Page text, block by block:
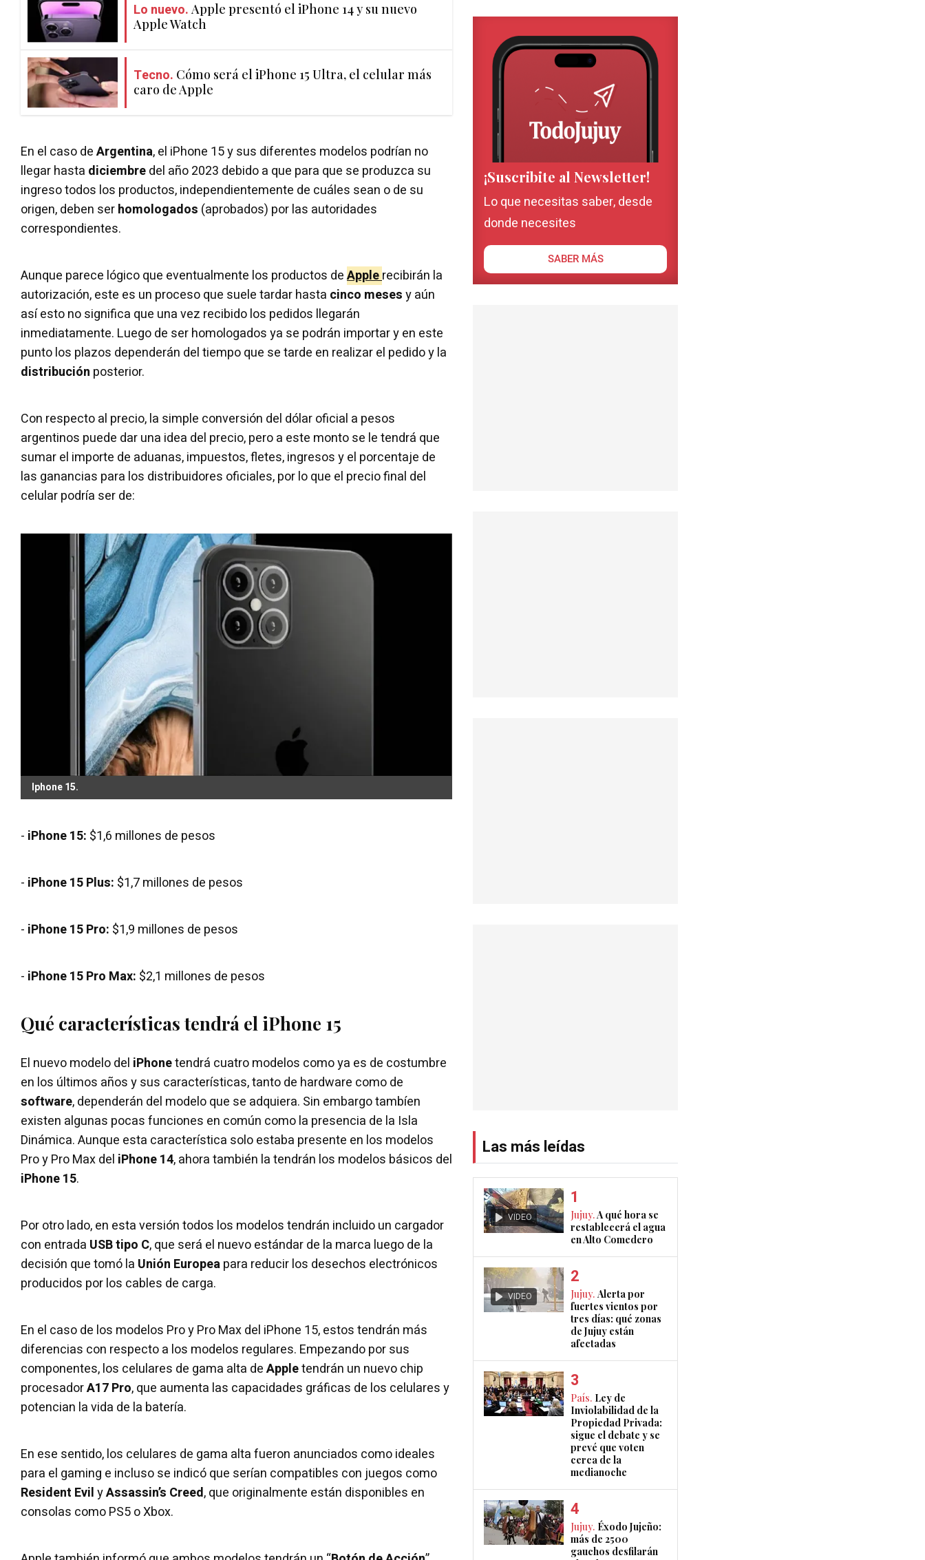
Lo nuevo. Apple presentó el iPhone 14 y su nuevo
Apple Watch
Tecno. Cómo será el iPhone 15 Ultra, el celular más
caro de Apple
En el caso deArgentina, el iPhone 15 y sus diferentes modelos podrían no
llegar hasta diciembredel año 2023 debido a que para que se produzca su
ingreso todos los productos, independientemente de cuáles sean o de su
origen, deben serhomologados (aprobados) por las autoridades
correspondientes.
Aunque parece lógico que eventualmente los productos deApplerecibirán la
autorización, este es un proceso que suele tardar hasta cinco mesesy aún
así esto no significa que una vez recibido los pedidos llegarán
inmediatamente. Luego de ser homologados ya se podrán importar y en este
punto los plazos dependerán del tiempo que se tarde en realizar el pedido y la
distribución posterior.
Con respecto al precio, la simple conversión del dólar oficial a pesos
argentinos puede dar una idea del precio, pero a este monto se le tendrá que
sumar el importe de aduanas, impuestos, fletes, ingresos y el porcentaje de
las ganancias para los distribuidores oficiales, por lo que el precio final del
celular podría ser de:
Iphone 15.
- iPhone 15: $1,6 millones de pesos
- iPhone 15 Plus: $1,7 millones de pesos
- iPhone 15 Pro: $1,9 millones de pesos
- iPhone 15 Pro Max: $2,1 millones de pesos
Qué características tendrá el iPhone 15
El nuevo modelo del iPhonetendrá cuatro modelos como ya es de costumbre
en los últimos años y sus características, tanto de hardware como de
software, dependerán del modelo que se adquiera. Sin embargo tambíen
existen algunas pocas funciones en común como la presencia de la Isla
Dinámica. Aunque esta característica solo estaba presente en los modelos
Pro y Pro Max del iPhone 14, ahora también la tendrán los modelos básicos del
iPhone 15.
Por otro lado, en esta versión todos los modelos tendrán incluido un cargador
con entrada USB tipo C, que será el nuevo estándar de la marca luego de la
decisión que tomó la Unión Europeapara reducir los desechos electrónicos
producidos por los cables de carga.
En el caso de los modelos Pro y Pro Max del iPhone 15, estos tendrán más
diferencias con respecto a los modelos regulares. Empezando por sus
componentes, los celulares de gama alta deAppletendrán un nuevo chip
procesadorA17 Pro, que aumenta las capacidades gráficas de los celulares y
potencian la vida de la batería.
En ese sentido, los celulares de gama alta fueron anunciados como ideales
para el gaming e incluso se indicó que serían compatibles con juegos como
Resident EvilyAssassin’s Creed, que originalmente están disponibles en
consolas como PS5 o Xbox.
¡Suscribite al Newsletter!
Lo que necesitas saber, desde
donde necesites
SABER MÁS
Las más leídas
VIDEO Jujuy.A qué hora se
restablecerá el agua
en Alto Comedero
VIDEO Jujuy. Alerta por
fuertes vientos por
tres días: qué zonas
de Jujuy están
afectadas
País. Ley de
Inviolabilidad de la
Propiedad Privada:
sigue el debate y se
prevé que voten
cerca de la
medianoche
Jujuy. Éxodo Jujeño:
más de 2500
gauchos desfilarán